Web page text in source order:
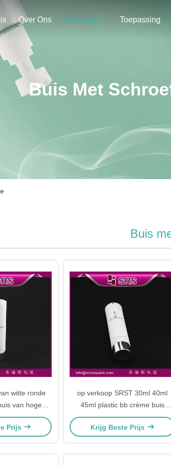
Over Ons Producten Toepassing
Buis Met
Buis
witte ronde
van hoge
Prijs
op verkoop SRST 30ml 40ml
45ml plastic bb crème buis
groothandel
Krijg Beste Prijs